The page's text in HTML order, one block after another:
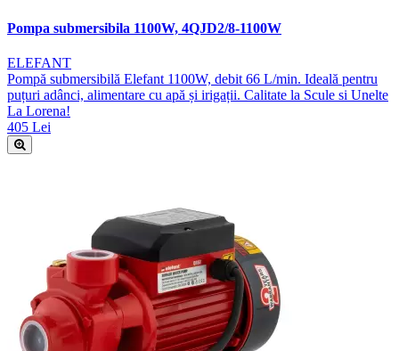
Pompa submersibila 1100W, 4QJD2/8-1100W
ELEFANT
Pompă submersibilă Elefant 1100W, debit 66 L/min. Ideală pentru
puțuri adânci, alimentare cu apă și irigații. Calitate la Scule si Unelte
La Lorena!
405 Lei